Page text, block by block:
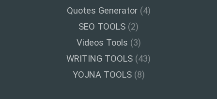
Quotes Generator(4)
SEO TOOLS (2)
Videos Tools (3)
WRITING TOOLS (43)
YOJNA TOOLS(8)